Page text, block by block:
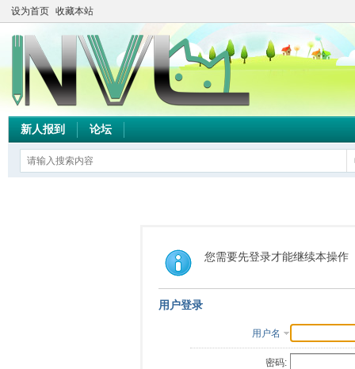
设为首页 收藏本站
新人报到 论坛
您需要先登录才能继续本操作
用户登录
用户名
密码: